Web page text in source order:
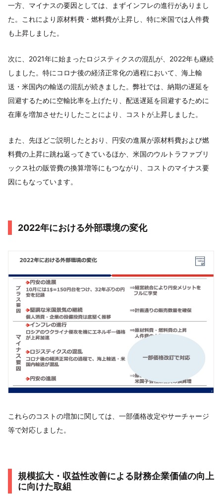
一方、マイナスの要因としては、まずインフレの進行がありまし
た。これにより原材料費・燃料費が上昇し、特に米国では人件費
も上昇しました。
次に、2021年に始まったロジスティクスの混乱が、2022年も継続
しました。特にコロナ後の経済正常化の過程において、海上輸
送・米国内の輸送の混乱が続きました。弊社では、納期の遅延を
回避するために空輸比率を上げたり、配送遅延を回避するために
在庫を増加させたりしたことにより、コストが上昇しました。
また、先ほどご説明したとおり、円安の進展が原材料費および燃
料費の上昇に跳ね返ってきているほか、米国のウルトラファブリ
ックス社の販管費の換算増等にもつながり、コストのマイナス要
因にもなっています。
2022年における外部環境の変化
これらのコストの増加に関しては、一部価格改定やサーチャージ
等で対応しました。
規模拡大・収益性改善による財務企業価値の向上
に向けた取組